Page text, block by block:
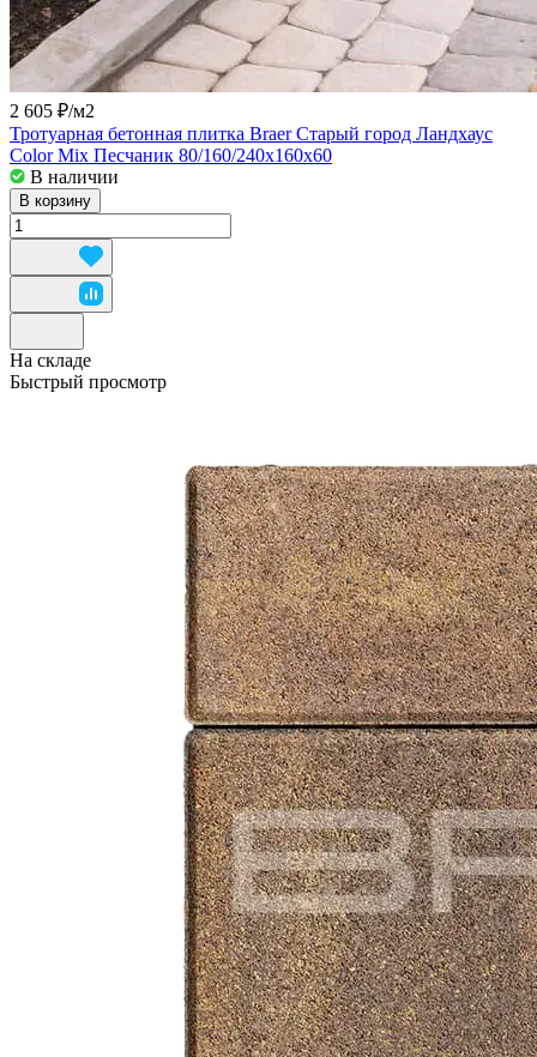
2 605 ₽/м2
Тротуарная бетонная плитка Braer Старый город Ландхаус
Color Mix Песчаник 80/160/240x160x60
В наличии
В корзину
На складе
Быстрый просмотр